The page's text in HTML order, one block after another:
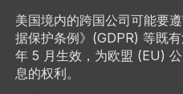
美国境内的跨国公司可能要
据保护条例》(GDPR) 等既
年 5 月生效，为欧盟 (EU)
息的权利。